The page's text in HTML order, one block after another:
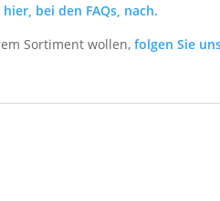
bei den FAQs, nach.
Sortiment wollen, folgen Sie